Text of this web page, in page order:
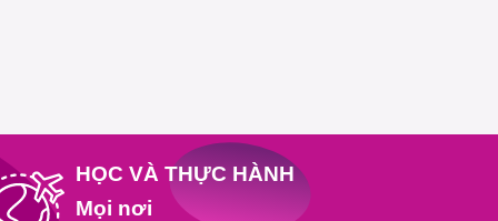
HỌC VÀ THỰC HÀNH
Mọi nơi